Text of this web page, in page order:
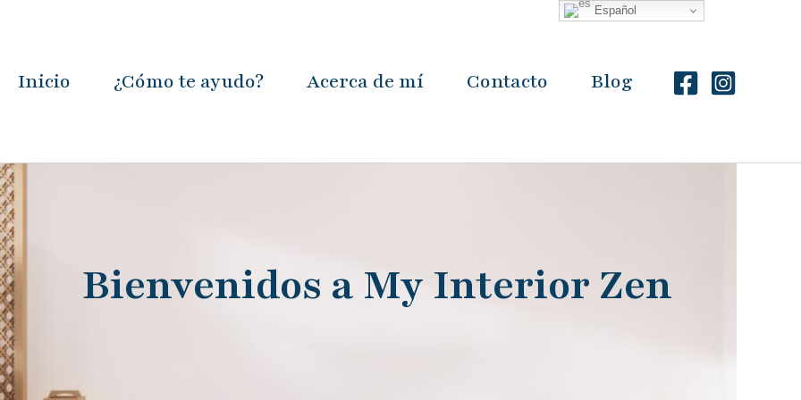
Inicio ¿Cómo te ayudo? Acerca de mí Contacto Blog
Bienvenidos a My Interior Zen
Español